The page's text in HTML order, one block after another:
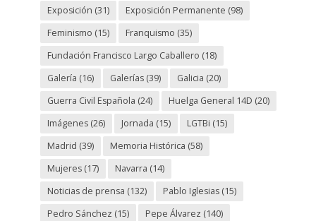
Exposición (31) Exposición Permanente (98)
Feminismo (15) Franquismo (35)
Fundación Francisco Largo Caballero (18)
Galería (16) Galerías(39) Galicia (20)
Guerra Civil Española (24) Huelga General 14D (20)
Imágenes(26) Jornada (15) LGTBi (15)
Madrid (39) Memoria Histórica (58)
Mujeres(17) Navarra (14)
Noticias de prensa (132) Pablo Iglesias(15)
Pedro Sánchez (15) Pepe Álvarez (140)